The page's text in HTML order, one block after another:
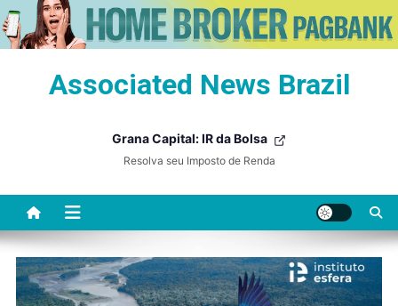
Associated News Brazil
Grana Capital: IR da Bolsa
Resolva seu Imposto de Renda